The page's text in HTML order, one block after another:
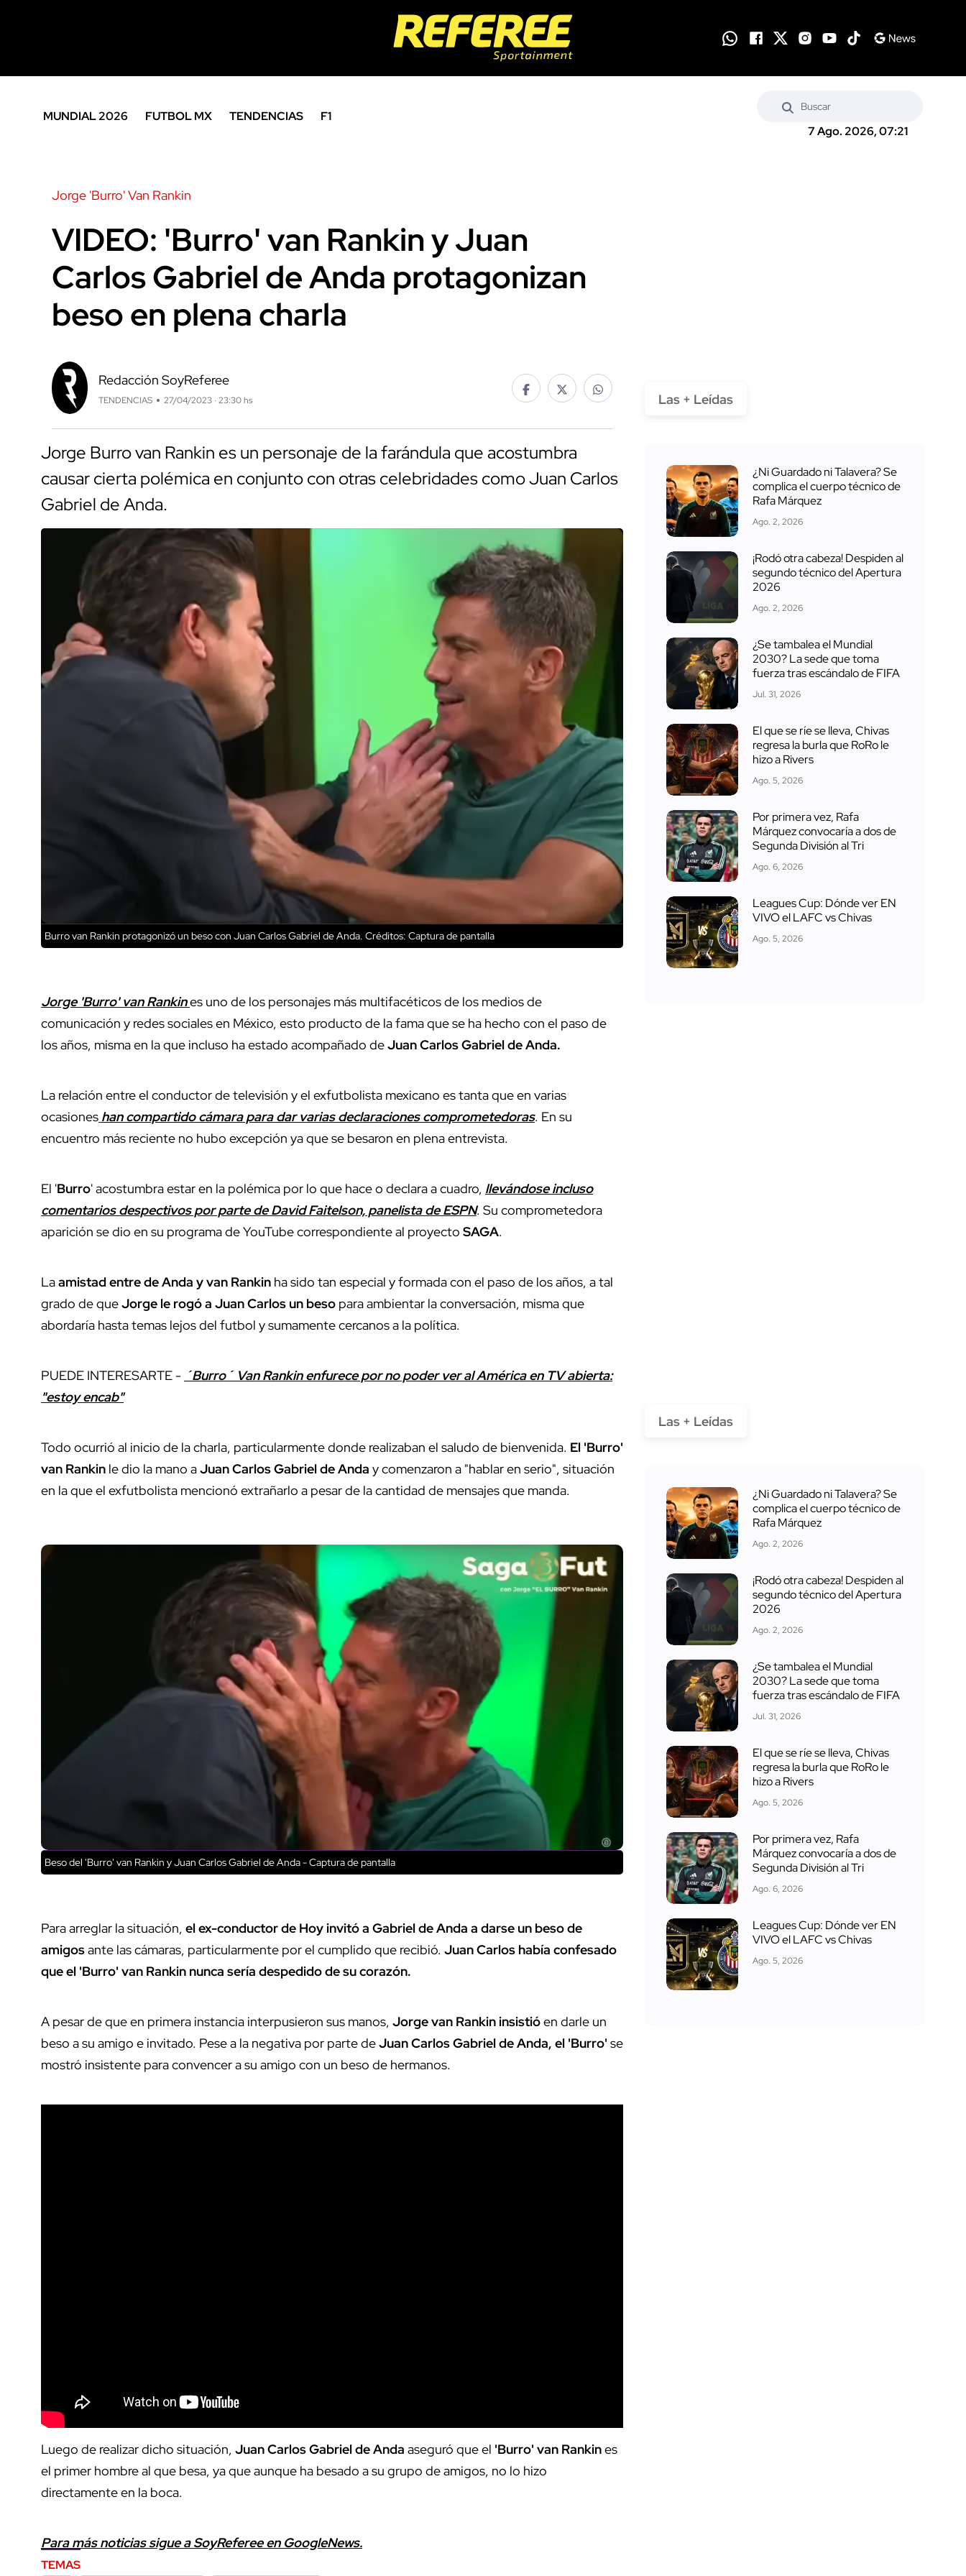
MUNDIAL 2026 FUTBOL MX TENDENCIAS
F1
7 Ago. 2026, 07:21
Jorge 'Burro' Van Rankin
VIDEO: 'Burro' van Rankin y Juan
Carlos Gabriel de Anda protagonizan
beso en plena charla
Redacción SoyReferee
TENDENCIAS 27/04/2023 · 23:30 hs
Jorge Burro van Rankin es un personaje de la farándula que acostumbra
causar cierta polémica en conjunto con otras celebridades como Juan Carlos
Gabriel de Anda.
Burro van Rankin protagonizó un beso con Juan Carlos Gabriel de Anda. Créditos: Captura de pantalla
Jorge 'Burro' van Rankines uno de los personajes más multifacéticos de los medios de
comunicación y redes sociales en México, esto producto de la fama que se ha hecho con el paso de
los años, misma en la que incluso ha estado acompañado deJuan Carlos Gabriel de Anda.
La relación entre el conductor de televisión y el exfutbolista mexicano es tanta que en varias
ocasiones han compartido cámara para dar varias declaraciones comprometedoras. En su
encuentro más reciente no hubo excepción ya que se besaron en plena entrevista.
El 'Burro' acostumbra estar en la polémica por lo que hace o declara a cuadro, llevándose incluso
comentarios despectivos por parte de David Faitelson, panelista de ESPN. Su comprometedora
aparición se dio en su programa de YouTube correspondiente al proyecto SAGA.
Laamistad entre de Anda y van Rankin ha sido tan especial y formada con el paso de los años, a tal
grado de queJorge le rogó a Juan Carlos un beso para ambientar la conversación, misma que
abordaría hasta temas lejos del futbol y sumamente cercanos a la política.
PUEDE INTERESARTE - ´Burro´ Van Rankin enfurece por no poder ver al América en TV abierta:
"estoy encab"
Todo ocurrió al inicio de la charla, particularmente donde realizaban el saludo de bienvenida. El 'Burro'
van Rankin le dio la mano aJuan Carlos Gabriel de Anda y comenzaron a "hablar en serio", situación
en la que el exfutbolista mencionó extrañarlo a pesar de la cantidad de mensajes que manda.
Beso del 'Burro' van Rankin y Juan Carlos Gabriel de Anda - Captura de pantalla
Para arreglar la situación, el ex-conductor de Hoy invitó a Gabriel de Anda a darse un beso de
amigosante las cámaras, particularmente por el cumplido que recibió. Juan Carlos había confesado
que el 'Burro' van Rankin nunca sería despedido de su corazón.
A pesar de que en primera instancia interpusieron sus manos, Jorge van Rankin insistióen darle un
beso a su amigo e invitado. Pese a la negativa por parte deJuan Carlos Gabriel de Anda, el 'Burro' se
mostró insistente para convencer a su amigo con un beso de hermanos.
Luego de realizar dicho situación, Juan Carlos Gabriel de Anda aseguró que el 'Burro' van Rankines
el primer hombre al que besa, ya que aunque ha besado a su grupo de amigos, no lo hizo
directamente en la boca.
Para más noticias sigue a SoyReferee en GoogleNews.
TEMAS
Las + Leídas
¿Ni Guardado ni Talavera? Se
complica el cuerpo técnico de
Rafa Márquez
Ago. 2, 2026
¡Rodó otra cabeza! Despiden al
segundo técnico del Apertura
2026
Ago. 2, 2026
¿Se tambalea el Mundial
2030? La sede que toma
fuerza tras escándalo de FIFA
Jul. 31, 2026
El que se ríe se lleva, Chivas
regresa la burla que RoRo le
hizo a Rivers
Ago. 5, 2026
Por primera vez, Rafa
Márquez convocaría a dos de
Segunda División al Tri
Ago. 6, 2026
Leagues Cup: Dónde ver EN
VIVO el LAFC vs Chivas
Ago. 5, 2026
Las + Leídas
¿Ni Guardado ni Talavera? Se
complica el cuerpo técnico de
Rafa Márquez
Ago. 2, 2026
¡Rodó otra cabeza! Despiden al
segundo técnico del Apertura
2026
Ago. 2, 2026
¿Se tambalea el Mundial
2030? La sede que toma
fuerza tras escándalo de FIFA
Jul. 31, 2026
El que se ríe se lleva, Chivas
regresa la burla que RoRo le
hizo a Rivers
Ago. 5, 2026
Por primera vez, Rafa
Márquez convocaría a dos de
Segunda División al Tri
Ago. 6, 2026
Leagues Cup: Dónde ver EN
VIVO el LAFC vs Chivas
Ago. 5, 2026